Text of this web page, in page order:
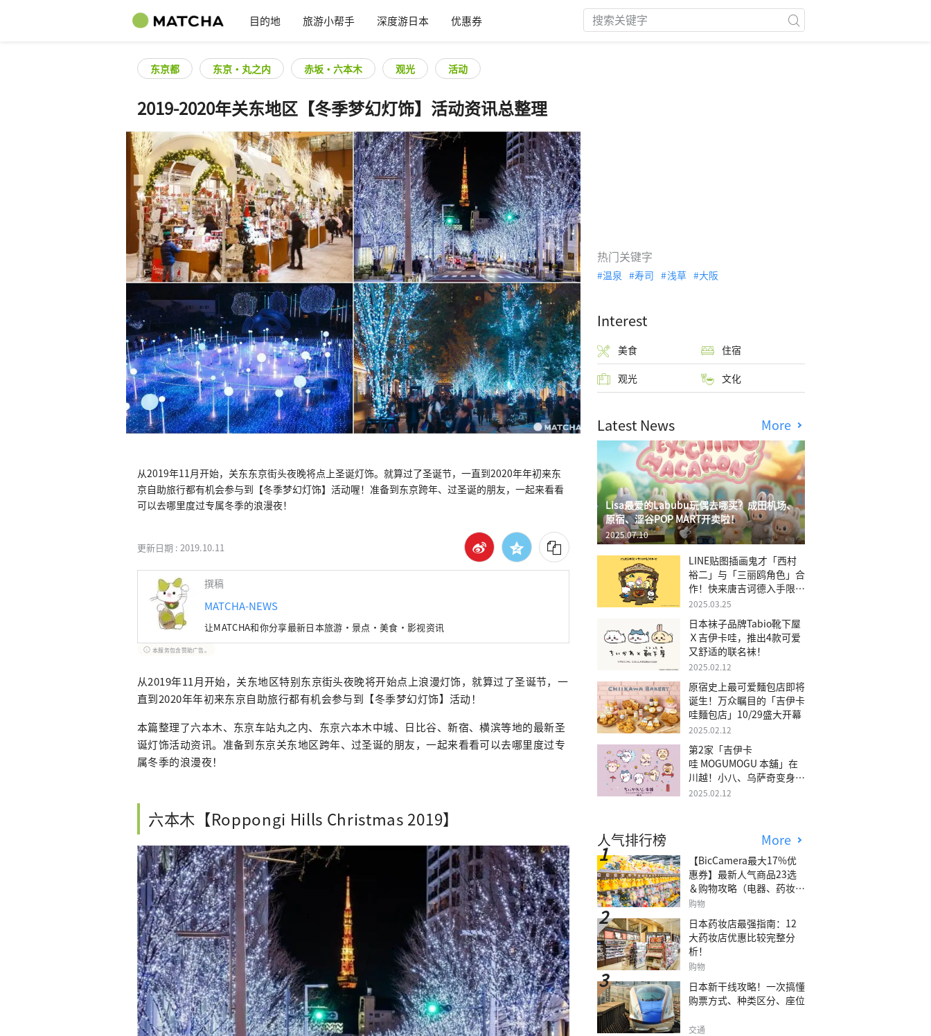
目的地 旅游小帮手 深度游日本 优惠券
东京都 东京・丸之内 赤坂・六本木 观光 活动
2019-2020年关东地区【冬季梦幻灯饰】活动资讯总整理
从2019年11月开始，关东东京街头夜晚将点上圣诞灯饰。就算过了圣诞节，一直到2020年年初来东
京自助旅行都有机会参与到【冬季梦幻灯饰】活动喔！准备到东京跨年、过圣诞的朋友，一起来看看
可以去哪里度过专属冬季的浪漫夜！
更新日期 : 2019.10.11
撰稿
MATCHA-NEWS
让MATCHA和你分享最新日本旅游・景点・美食・影视资讯
本服务包含赞助广告。
从2019年11月开始，关东地区特别东京街头夜晚将开始点上浪漫灯饰，就算过了圣诞节，一
直到2020年年初来东京自助旅行都有机会参与到【冬季梦幻灯饰】活动！
本篇整理了六本木、东京车站丸之内、东京六本木中城、日比谷、新宿、横滨等地的最新圣
诞灯饰活动资讯。准备到东京关东地区跨年、过圣诞的朋友，一起来看看可以去哪里度过专
属冬季的浪漫夜！
六本木【Roppongi Hills Christmas 2019】
热门关键字
温泉 寿司 浅草 大阪
Interest
美食 住宿
观光 文化
Latest News More
Lisa最爱的Labubu玩偶去哪买？成田机场、
原宿、涩谷POP MART开卖啦！
2025.07.10
LINE贴图插画鬼才「西村
裕二」与「三丽鸥角色」合
作！快来唐吉诃德入手限量
商品
2025.03.25
日本袜子品牌Tabio靴下屋
Ｘ吉伊卡哇，推出4款可爱
又舒适的联名袜！
2025.02.12
原宿史上最可爱麵包店即将
诞生！万众瞩目的「吉伊卡
哇麵包店」10/29盛大开幕
2025.02.12
第2家「吉伊卡
哇 MOGUMOGU 本舖」在
川越！小八、乌萨奇变身可
爱地瓜！
2025.02.12
人气排行榜 More
【BicCamera最大17%优
惠券】最新人气商品23选
＆购物攻略（电器、药妆、
玩具等）
购物
日本药妆店最强指南：12
大药妆店优惠比较完整分
析！
购物
日本新干线攻略！一次搞懂
购票方式、种类区分、座位
交通